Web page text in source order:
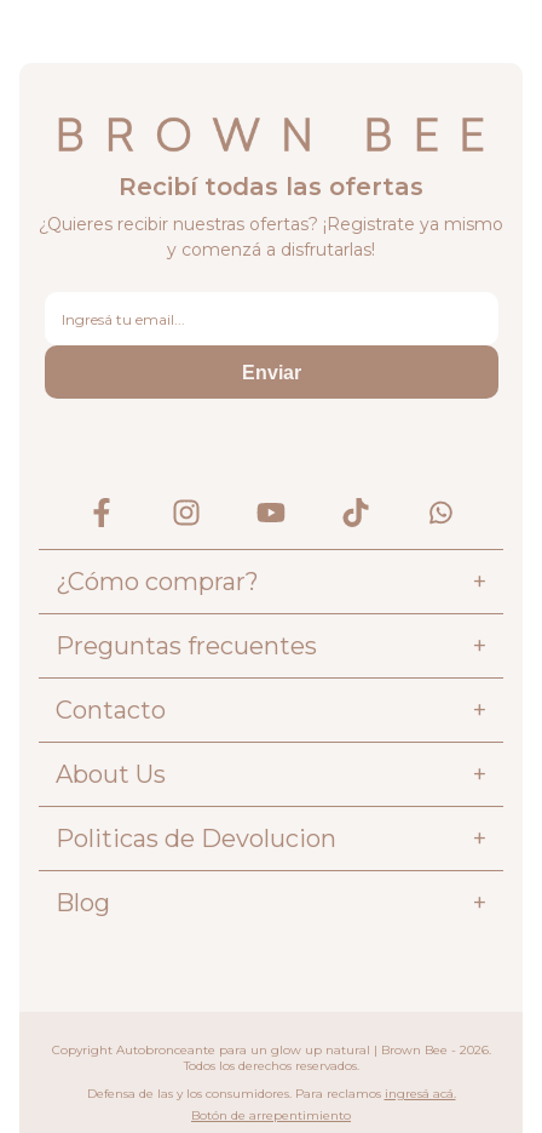
Recibí todas las ofertas
¿Quieres recibir nuestras ofertas? ¡Registrate ya mismo
y comenzá a disfrutarlas!
Enviar
¿Cómo comprar? +
Preguntas frecuentes +
Contacto +
About Us +
Politicas de Devolucion +
Blog +
Copyright Autobronceante para un glow up natural | Brown Bee - 2026.
Todos los derechos reservados.
Defensa de las y los consumidores. Para reclamos ingresá acá.
Botón de arrepentimiento